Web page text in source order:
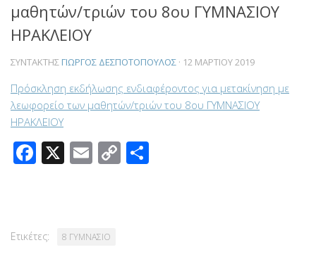
μαθητών/τριών του 8ου ΓΥΜΝΑΣΙΟΥ
ΗΡΑΚΛΕΙΟΥ
ΣΥΝΤΆΚΤΗΣ ΓΙΏΡΓΟΣ ΔΕΣΠΟΤΌΠΟΥΛΟΣ · 12 ΜΑΡΤΊΟΥ 2019
Πρόσκληση εκδήλωσης ενδιαφέροντος για μετακίνηση με
λεωφορείο των μαθητών/τριών του 8ου ΓΥΜΝΑΣΙΟΥ
ΗΡΑΚΛΕΙΟΥ
Facebook
X Email
Copy
Ετικέτες: 8 ΓΥΜΝΑΣΙΟ